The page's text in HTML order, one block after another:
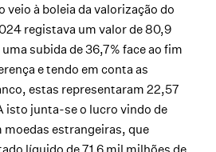
à boleia da valorização do
registava um valor de 80,9
subida de 36,7% face ao fim
e tendo em conta as
estas representaram 22,57
isto junta-se o lucro vindo de
moedas estrangeiras, que
líquido de 71,6 mil milhões de